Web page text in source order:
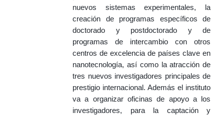
nuevos sistemas experimentales, la
creación de programas específicos de
doctorado y postdoctorado y de
programas de intercambio con otros
centros de excelencia de países clave en
nanotecnología, así como la atracción de
tres nuevos investigadores principales de
prestigio internacional. Además el instituto
va a organizar oficinas de apoyo a los
investigadores, para la captación y